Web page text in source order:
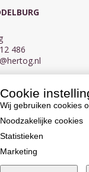
486
Cookie
Wij gebruiken cookies
Noodzakelijke cookies
Statistieken
Marketing